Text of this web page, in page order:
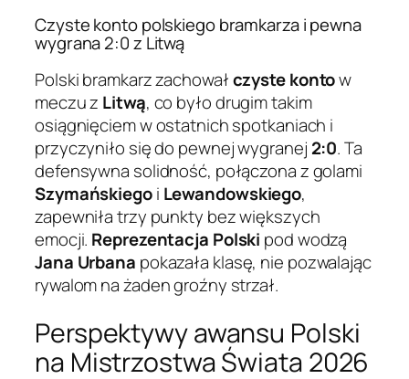
Czyste konto polskiego bramkarza i pewna
wygrana 2:0 z Litwą
Polski bramkarz zachowałczyste kontow
meczu z Litwą, co było drugim takim
osiągnięciem w ostatnich spotkaniach i
przyczyniło się do pewnej wygranej 2:0. Ta
defensywna solidność, połączona z golami
Szymańskiegoi Lewandowskiego,
zapewniła trzy punkty bez większych
emocji. Reprezentacja Polski pod wodzą
Jana Urbana pokazała klasę, nie pozwalając
rywalom na żaden groźny strzał.
Perspektywy awansu Polski
na Mistrzostwa Świata 2026